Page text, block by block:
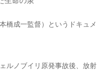
橋成一監督）というドキュメ
ルノブイリ原発事故後、放射